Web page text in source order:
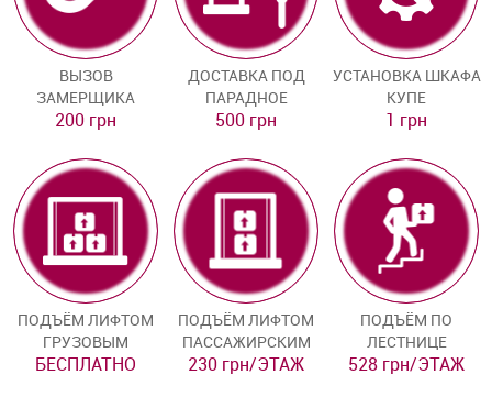
ВЫЗОВ
ЗАМЕРЩИКА
200 грн
ДОСТАВКА ПОД
ПАРАДНОЕ
500 грн
УСТАНОВКА ШКАФА
КУПЕ
1 грн
ПОДЪЁМ ЛИФТОМ
ГРУЗОВЫМ
БЕСПЛАТНО
ПОДЪЁМ ЛИФТОМ
ПАССАЖИРСКИМ
230 грн/ЭТАЖ
ПОДЪЁМ ПО
ЛЕСТНИЦЕ
528 грн/ЭТАЖ